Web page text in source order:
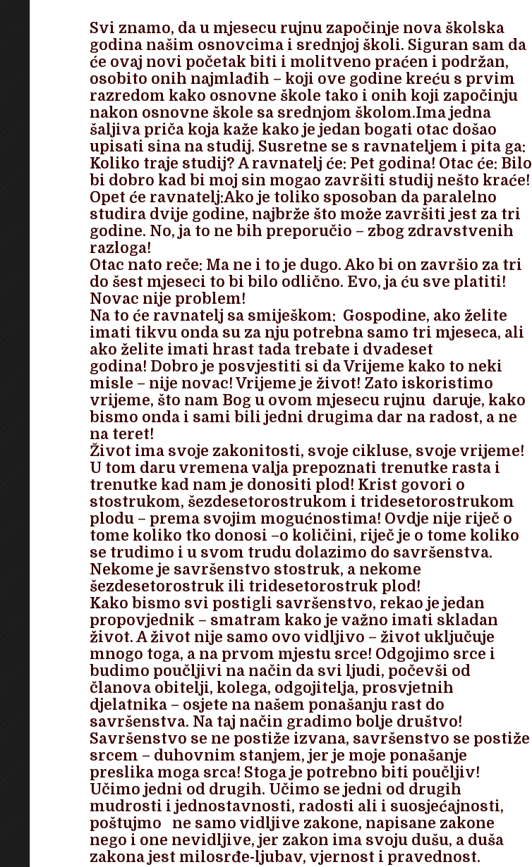
Svi znamo, da u mjesecu rujnu započinje nova školska
godina našim osnovcima i srednjoj školi. Siguran sam da
će ovaj novi početak biti i molitveno praćen i podržan,
osobito onih najmlađih – koji ove godine kreću s prvim
razredom kako osnovne škole tako i onih koji započinju
nakon osnovne škole sa srednjom školom.Ima jedna
šaljiva priča koja kaže kako je jedan bogati otac došao
upisati sina na studij. Susretne se s ravnateljem i pita ga:
Koliko traje studij? A ravnatelj će: Pet godina! Otac će: Bilo
bi dobro kad bi moj sin mogao završiti studij nešto kraće!
Opet će ravnatelj:Ako je toliko sposoban da paralelno
studira dvije godine, najbrže što može završiti jest za tri
godine. No, ja to ne bih preporučio – zbog zdravstvenih
razloga!
Otac nato reče: Ma ne i to je dugo. Ako bi on završio za tri
do šest mjeseci to bi bilo odlično. Evo, ja ću sve platiti!
Novac nije problem!
Na to će ravnatelj sa smiješkom: Gospodine, ako želite
imati tikvu onda su za nju potrebna samo tri mjeseca, ali
ako želite imati hrast tada trebate i dvadeset
godina! Dobro je posvjestiti si da Vrijeme kako to neki
misle – nije novac! Vrijeme je život! Zato iskoristimo
vrijeme, što nam Bog u ovom mjesecu rujnu daruje, kako
bismo onda i sami bili jedni drugima dar na radost, a ne
na teret!
Život ima svoje zakonitosti, svoje cikluse, svoje vrijeme!
U tom daru vremena valja prepoznati trenutke rasta i
trenutke kad nam je donositi plod! Krist govori o
stostrukom, šezdesetorostrukom i tridesetorostrukom
plodu – prema svojim mogućnostima! Ovdje nije riječ o
tome koliko tko donosi –o količini, riječ je o tome koliko
se trudimo i u svom trudu dolazimo do savršenstva.
Nekome je savršenstvo stostruk, a nekome
šezdesetorostruk ili tridesetorostruk plod!
Kako bismo svi postigli savršenstvo, rekao je jedan
propovjednik – smatram kako je važno imati skladan
život. A život nije samo ovo vidljivo – život uključuje
mnogo toga, a na prvom mjestu srce! Odgojimo srce i
budimo poučljivi na način da svi ljudi, počevši od
članova obitelji, kolega, odgojitelja, prosvjetnih
djelatnika – osjete na našem ponašanju rast do
savršenstva. Na taj način gradimo bolje društvo!
Savršenstvo se ne postiže izvana, savršenstvo se postiže
srcem – duhovnim stanjem, jer je moje ponašanje
preslika moga srca! Stoga je potrebno biti poučljiv!
Učimo jedni od drugih. Učimo se jedni od drugih
mudrosti i jednostavnosti, radosti ali i suosjećajnosti,
poštujmo ne samo vidljive zakone, napisane zakone
nego i one nevidljive, jer zakon ima svoju dušu, a duša
zakona jest milosrđe-ljubav, vjernost i pravednost.